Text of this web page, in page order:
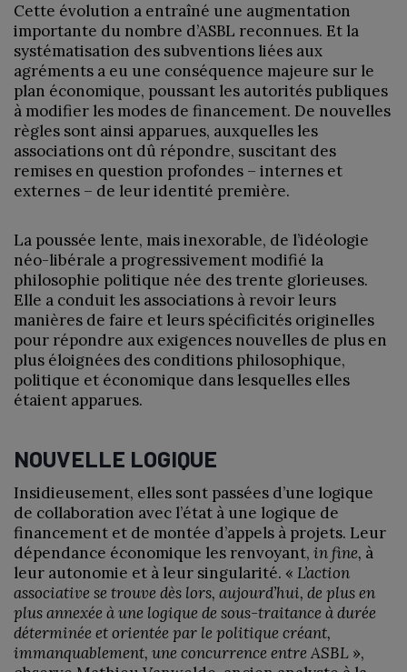
Cette évolution a entraîné une augmentation
importante du nombre d’ASBL reconnues. Et la
systématisation des subventions liées aux
agréments a eu une conséquence majeure sur le
plan économique, poussant les autorités publiques
à modifier les modes de financement. De nouvelles
règles sont ainsi apparues, auxquelles les
associations ont dû répondre, suscitant des
remises en question profondes – internes et
externes – de leur identité première.
La poussée lente, mais inexorable, de l’idéologie
néo-libérale a progressivement modifié la
philosophie politique née des trente glorieuses.
Elle a conduit les associations à revoir leurs
manières de faire et leurs spécificités originelles
pour répondre aux exigences nouvelles de plus en
plus éloignées des conditions philosophique,
politique et économique dans lesquelles elles
étaient apparues.
NOUVELLE LOGIQUE
Insidieusement, elles sont passées d’une logique
de collaboration avec l’état à une logique de
financement et de montée d’appels à projets. Leur
dépendance économique les renvoyant, in fine, à
leur autonomie et à leur singularité. « L’action
associativese trouve dès lors, aujourd’hui, de plus en
plus annexée à une logique de sous-traitance à durée
déterminée et orientée par le politique créant,
immanquablement, une concurrence entre ASBL »,